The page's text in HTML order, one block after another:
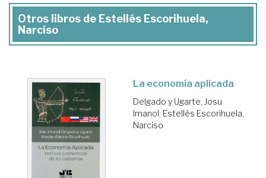
Otros libros de Estellés Escorihuela,
Narciso
La economía aplicada
Delgado y Ugarte, Josu
Imanol; Estellés Escorihuela,
Narciso